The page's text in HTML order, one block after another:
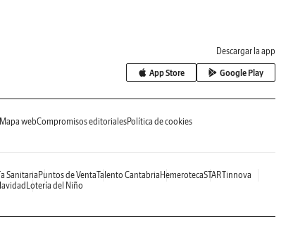
Descargar la app
App Store Google Play
Mapa webCompromisos editorialesPolítica de cookies
Sanitaria Puntos de VentaTalento Cantabria HemerotecaSTARTinnova
Lotería del Niño